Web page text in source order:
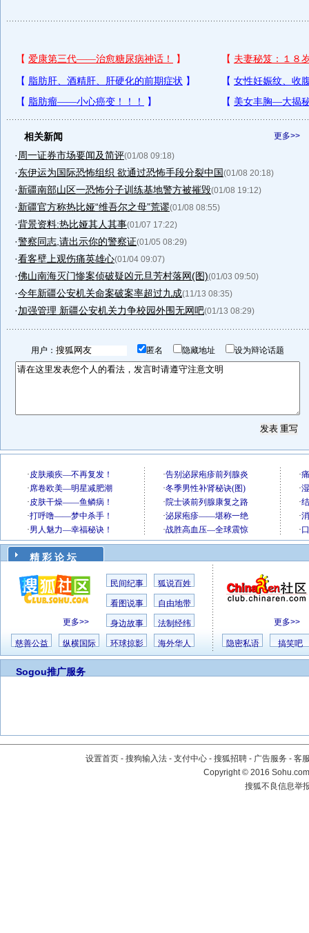
更多>>
相关新闻
· 周一证券市场要闻及简评(01/08 09:18)
·东伊运为国际恐怖组织 欲通过恐怖手段分裂中国(01/08 20:18)
·新疆南部山区一恐怖分子训练基地警方被摧毁(01/08 19:12)
·新疆官方称热比娅“维吾尔之母”荒谬(01/08 08:55)
·背景资料:热比娅其人其事(01/07 17:22)
·警察同志,请出示你的警察证(01/05 08:29)
·看客壁上观伤痛英雄心(01/04 09:07)
·佛山南海灭门惨案侦破疑凶元旦芳村落网(图)(01/03 09:50)
·今年新疆公安机关命案破案率超过九成(11/13 08:35)
·加强管理 新疆公安机关力争校园外围无网吧(01/13 08:29)
用户： 匿名 隐藏地址 设为辩论话题
精 彩 论 坛
更多>>
民间纪事 狐说百姓
看图说事 自由地带
身边故事 法制经纬
慈善公益 纵横国际 环球掠影 海外华人
更多>>
隐密私语 搞笑吧
Sogou推广服务
设置首页 - 搜狗输入法 - 支付中心 - 搜狐招聘 - 广告服务 - 客
Copyright©2016
搜狐不良信息举